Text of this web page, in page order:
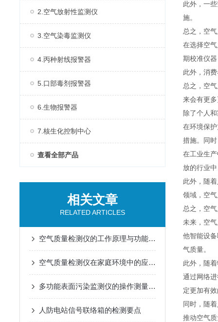
2.空气放射性监测仪
3.空气染毒监测仪
4.丙种射线报警器
5.口部毒剂报警器
6.生物报警器
7.核生化控制中心
查看全部产品
相关文章
RELATED ARTICLES
空气质量检测仪的工作原理与功能特点概述
空气质量检测仪在家庭环境中的应用与选购技巧
多功能表面污染监测仪的操作测量方法
人防电站信号联络箱的检测要点
此外，一
施。
总之，空
在选择空
期校准仪
此外，消
总之，空
来会有更
除了个人
在环境保
措施。同
在工业生
放的行业
此外，随
领域，空
总之，空
未来，空
他智能设
气质量。
此外，随
通过网络
定更加有
同时，随
推动空气